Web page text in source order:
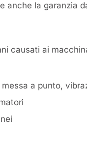
anche la garanzia
causati ai
a punto,